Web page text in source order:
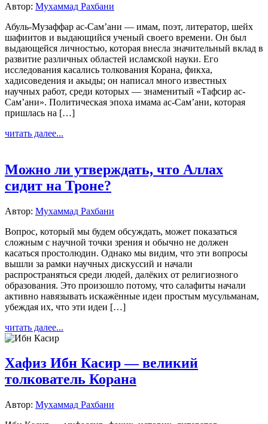
Автор: Мухаммад Рахбани
Абуль-Музаффар ас-Сам’ани — имам, поэт, литератор, шейх
шафиитов и выдающийся ученый своего времени. Он был
выдающейся личностью, которая внесла значительный вклад в
развитие различных областей исламской науки. Его
исследования касались толкования Корана, фикха,
хадисоведения и акыды; он написал много известных
научных работ, среди которых — знаменитый «Тафсир ас-
Сам’ани». Политическая эпоха имама ас-Сам’ани, которая
пришлась на […]
читать далее...
Можно ли утверждать, что Аллах
сидит на Троне?
Автор: Мухаммад Рахбани
Вопрос, который мы будем обсуждать, может показаться
сложным с научной точки зрения и обычно не должен
касаться простолюдин. Однако мы видим, что эти вопросы
вышли за рамки научных дискуссий и начали
распространяться среди людей, далёких от религиозного
образования. Это произошло потому, что салафиты начали
активно навязывать искажённые идеи простым мусульманам,
убеждая их, что эти идеи […]
читать далее...
Хафиз Ибн Касир — великий
толкователь Корана
Автор: Мухаммад Рахбани